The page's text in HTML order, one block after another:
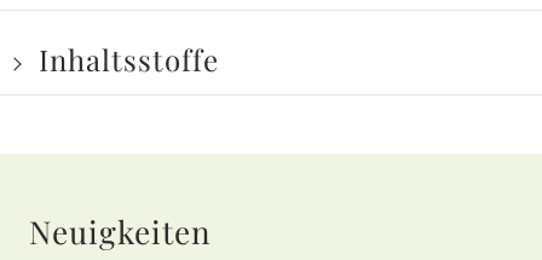
Inhaltsstoffe
Neuigkeiten